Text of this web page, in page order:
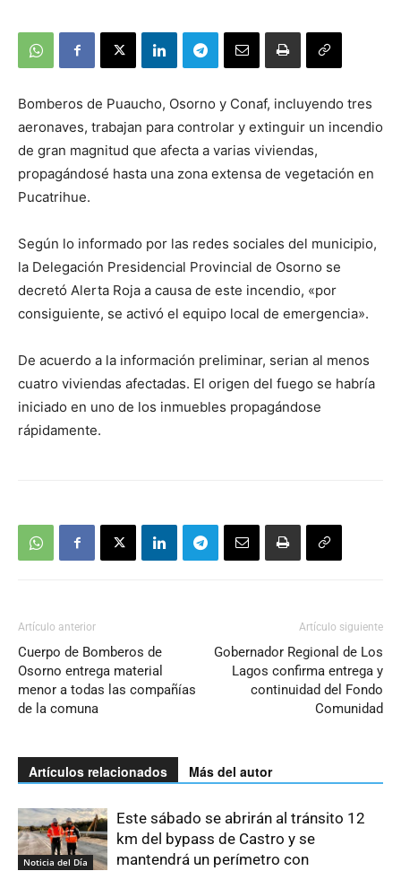
Bomberos de Puaucho, Osorno y Conaf, incluyendo tres
aeronaves, trabajan para controlar y extinguir un incendio
de gran magnitud que afecta a varias viviendas,
propagándosé hasta una zona extensa de vegetación en
Pucatrihue.
Según lo informado por las redes sociales del municipio,
la Delegación Presidencial Provincial de Osorno se
decretó Alerta Roja a causa de este incendio, «por
consiguiente, se activó el equipo local de emergencia».
De acuerdo a la información preliminar, serian al menos
cuatro viviendas afectadas. El origen del fuego se habría
iniciado en uno de los inmuebles propagándose
rápidamente.
Artículo anterior
Cuerpo de Bomberos de
Osorno entrega material
menor a todas las compañías
de la comuna
Artículo siguiente
Gobernador Regional de Los
Lagos confirma entrega y
continuidad del Fondo
Comunidad
Artículos relacionados Más del autor
Noticia del Día
Este sábado se abrirán al tránsito 12
km del bypass de Castro y se
mantendrá un perímetro con